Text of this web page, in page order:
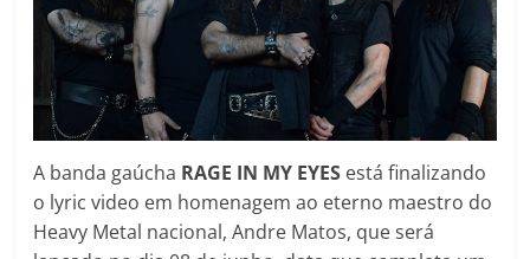
A banda gaúcha RAGE IN MY EYES está finalizando
o lyric video em homenagem ao eterno maestro do
Heavy Metal nacional, Andre Matos, que será